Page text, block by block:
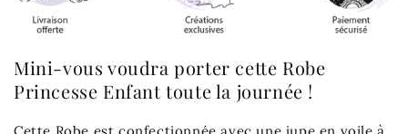
Mini-vous voudra porter cette Robe
Princesse Enfant toute la journée !